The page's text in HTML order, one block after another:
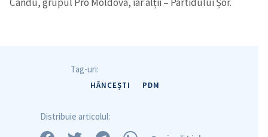
Tag-uri:
HÂNCEȘTI PDM
Distribuie articolul: